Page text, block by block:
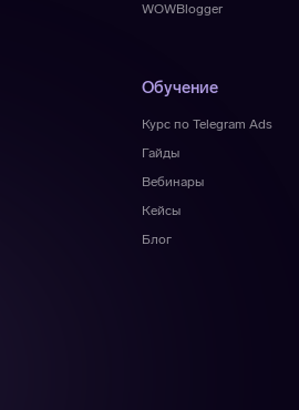
WOWBlogger
Обучение
Курс по Telegram Ads
Гайды
Вебинары
Кейсы
Блог